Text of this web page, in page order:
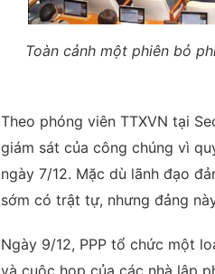
Toàn cảnh một phiên bỏ
Theo phóng viên TTXVN tại
giám sát của công chúng vì
ngày 7/12. Mặc dù lãnh đạo
sớm có trật tự, nhưng đảng
Ngày 9/12, PPP tổ chức một